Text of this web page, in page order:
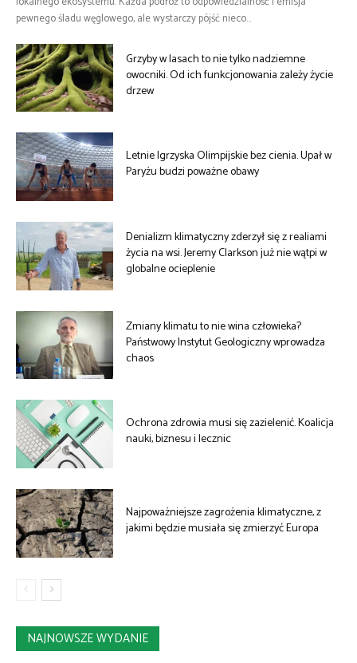
pewnego śladu węglowego, ale wystarczy pójść nieco...
Grzyby w lasach to nie tylko nadziemne
owocniki. Od ich funkcjonowania zależy życie
drzew
Letnie Igrzyska Olimpijskie bez cienia. Upał w
Paryżu budzi poważne obawy
Denializm klimatyczny zderzył się z realiami
życia na wsi. Jeremy Clarkson już nie wątpi w
globalne ocieplenie
Zmiany klimatu to nie wina człowieka?
Państwowy Instytut Geologiczny wprowadza
chaos
Ochrona zdrowia musi się zazielenić. Koalicja
nauki, biznesu i lecznic
Najpoważniejsze zagrożenia klimatyczne, z
jakimi będzie musiała się zmierzyć Europa
NAJNOWSZE WYDANIE